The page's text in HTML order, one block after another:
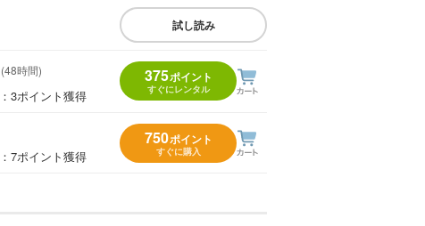
試し読み
(48時間)
：3ポイント獲得
375ポイント
すぐにレンタル
：7ポイント獲得
750ポイント
すぐに購入